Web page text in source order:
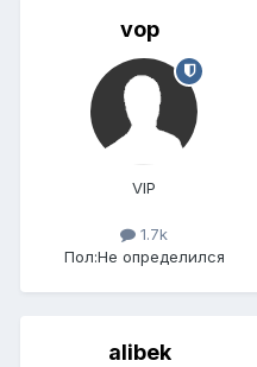
vop
VIP
1.7k
Пол:Не определился
alibek